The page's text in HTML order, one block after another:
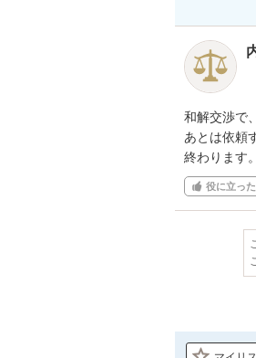
和解交渉で
あとは依頼
終わります。
役に立った